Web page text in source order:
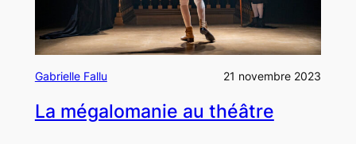
Gabrielle Fallu 21 novembre 2023
La mégalomanie au théâtre